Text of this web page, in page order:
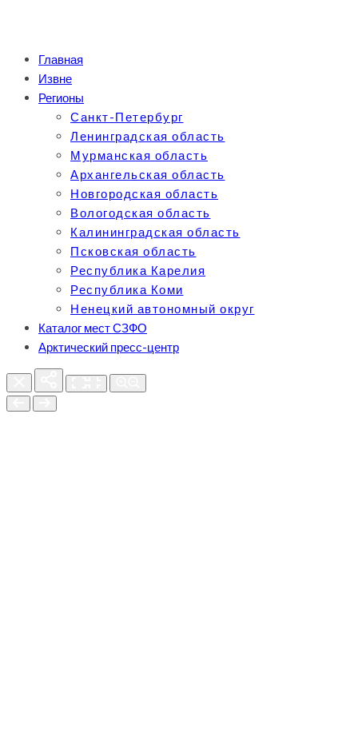
Главная
Извне
Регионы
Санкт-Петербург
Ленинградская область
Мурманская область
Архангельская область
Новгородская область
Вологодская область
Калининградская область
Псковская область
Республика Карелия
Республика Коми
Ненецкий автономный округ
Каталог мест СЗФО
Арктический пресс-центр